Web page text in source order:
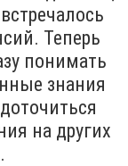
Теперь
понимать
знания
на других